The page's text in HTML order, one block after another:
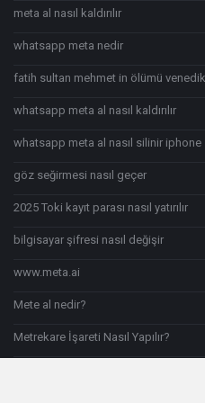
meta al nasıl kaldırılır
whatsapp meta nedir
fatih sultan mehmet in ölümü
whatsapp meta al nasıl kaldırılır
whatsapp meta al nasıl silinir iphone
göz seğirmesi nasıl geçer
2025 Toki kayıt parası nasıl yatırılır
bilgisayar şifresi nasıl değişir
www.meta.ai
Mete al nedir?
Metrekare İşareti Nasıl Yapılır?